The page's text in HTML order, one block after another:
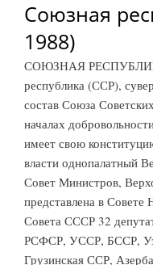
Союзная
1988)
СОЮЗНАЯ РЕСПУБЛИКА,
республика (ССР),
состав Союза
началах
имеет свою
власти однопалатный
Совет Министров,
представлена в Совете
Совета СССР 32
РСФСР, УССР, БССР,
Грузинская ССР,